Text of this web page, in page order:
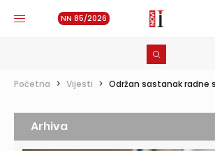
NN 85/2026
Početna > Vijesti > Održan sastanak radne
Arhiva